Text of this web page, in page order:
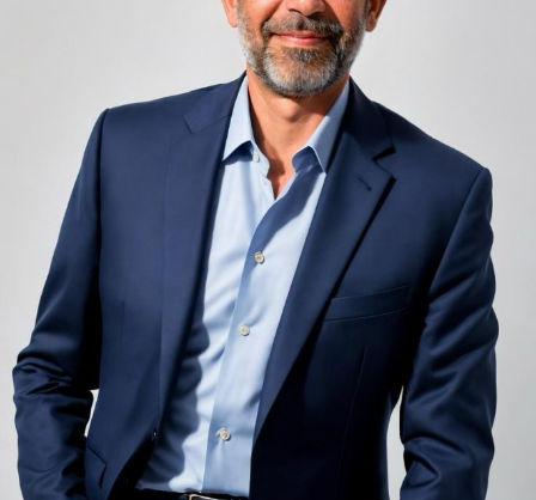
adiacent rămâne una dintre cele mai frecvente
nemulțumiri semnalate de oaspeți în recenziile online,
chiar și la unități altfel apreciate pentru servicii și
locație. De multe ori, oaspeții nu identifică pardoseala
drept sursa reală a problemei, ci descriu simplu senzația
de spațiu zgomotos sau agitat.
Pardoseala joacă un rol important în absorbția acestor
sunete, mai ales în zonele de trecere frecventă dintre
cameră și baie sau dintre pat și fereastră. Un material cu
proprietăți fonoabsorbante bune reduce transmiterea
zgomotului către camerele vecine și către etajele
inferioare, un aspect esențial mai ales în clădirile mai
vechi, cu structuri care nu au fost proiectate inițial
pentru izolare fonică performantă.
Rotația rapidă a oaspeților cere